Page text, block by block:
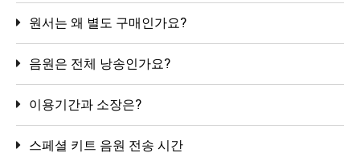
원서는 왜 별도 구매인가요?
음원은 전체 낭송인가요?
이용기간과 소장은?
스페셜 키트 음원 전송 시간